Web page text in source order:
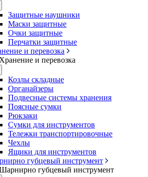
Защитные наушники
Маски защитные
Очки защитные
Перчатки защитные
и перевозка
Хранение и перевозка
Козлы складные
Органайзеры
Подвесные системы хранения
Поясные сумки
Рюкзаки
Сумки для инструментов
Тележки транспортировочные
Чехлы
Ящики для инструментов
губцевый инструмент
губцевый инструмент